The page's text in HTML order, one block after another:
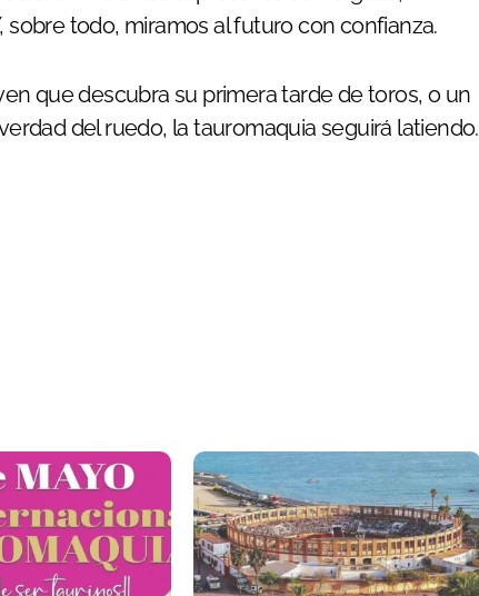
todo, miramos al futuro con confianza.
que descubra su primera tarde de toros, o un
del ruedo, la tauromaquia seguirá latiendo.